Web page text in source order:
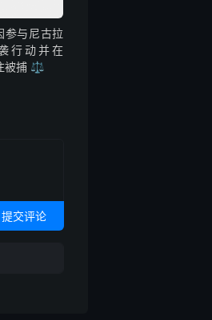
参与尼古拉
行动并在
被捕 ⚖️
提交评论